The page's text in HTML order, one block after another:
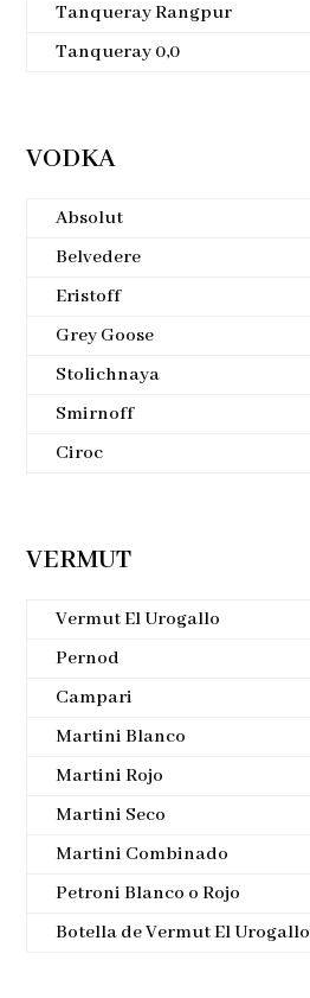
Tanqueray Rangpur
Tanqueray 0,0
VODKA
Absolut
Belvedere
Eristoff
Grey Goose
Stolichnaya
Smirnoff
Ciroc
VERMUT
Vermut El Urogallo
Pernod
Campari
Martini Blanco
Martini Rojo
Martini Seco
Martini Combinado
Petroni Blanco o Rojo
Botella de Vermut El Urogallo